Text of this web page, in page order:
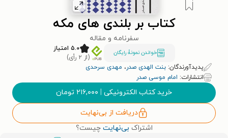
کتاب بر بلندی های مکه
سفرنامه و مقاله
خواندن نمونۀ رایگان
۵.۰ امتیاز
(از ۲ رأی)
پدیدآورندگان: بنت الهدی صدر، مهدی سرحدی
انتشارات: امام موسی صدر
خرید کتاب الکترونیکی | ۲۱۶,۰۰۰ تومان
دریافت از بی‌نهایت
اشتراک بی‌نهایت چیست؟